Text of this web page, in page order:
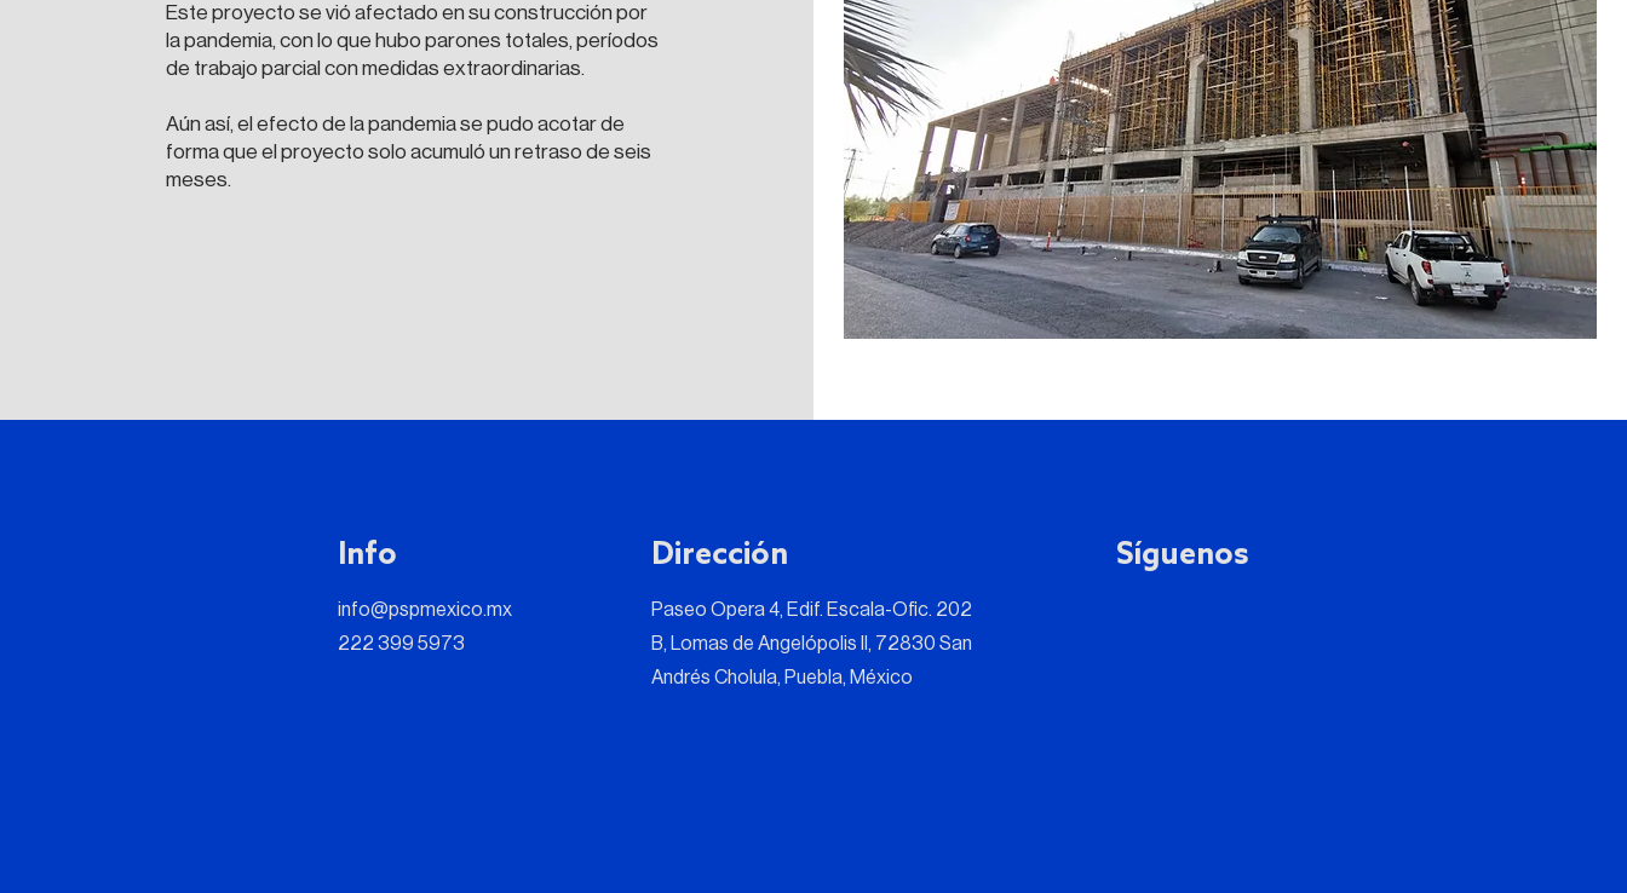
Este proyecto se vió afectado en su construcción por
la pandemia, con lo que hubo parones totales, períodos
de trabajo parcial con medidas extraordinarias.
Aún así, el efecto de la pandemia se pudo acotar de
forma que el proyecto solo acumuló un retraso de seis
meses.
Info
info@pspmexico.mx
222 399 5973
Dirección
Paseo Opera 4, Edif. Escala-Ofic. 202
B, Lomas de Angelópolis II, 72830 San
Andrés Cholula, Puebla, México
Síguenos